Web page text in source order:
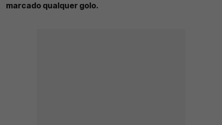
marcado qualquer golo.